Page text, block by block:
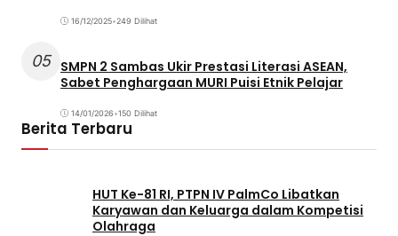
16/12/2025•249 Dilihat
05 SMPN 2 Sambas Ukir Prestasi Literasi ASEAN,
Sabet Penghargaan MURI Puisi Etnik Pelajar
14/01/2026•150 Dilihat
Berita Terbaru
HUT Ke-81 RI, PTPN IV PalmCo Libatkan
Karyawan dan Keluarga dalam Kompetisi
Olahraga